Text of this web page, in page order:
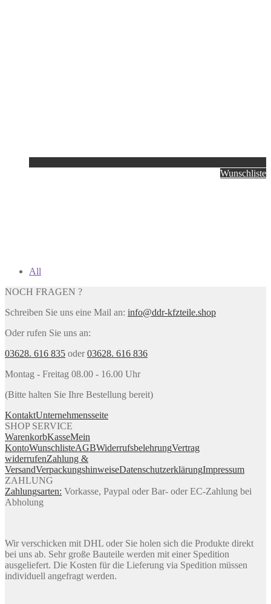
Wunschliste
All
NOCH FRAGEN ?
Schreiben Sie uns eine Mail an: info@ddr-kfzteile.shop
Oder rufen Sie uns an:
03628. 616 835 oder03628. 616 836
Montag - Freitag 08.00 - 16.00 Uhr
(Bitte halten Sie Ihre Bestellung bereit)
KontaktUnternehmensseite
SHOP SERVICE
WarenkorbKasseMein
KontoWunschlisteAGBWiderrufsbelehrungVertrag
widerrufenZahlung &
VersandVerpackungshinweiseDatenschutzerklärungImpressum
ZAHLUNG
Zahlungsarten: Vorkasse, Paypal oder Bar- oder EC-Zahlung bei
Abholung
Wir verschicken mit DHL oder Sie holen sich die Produkte direkt
bei uns ab. Sehr große Bauteile werden mit einer Spedition
ausgeliefert. Die Kosten für die Lieferung via Spedition müssen
individuell angefragt werden.